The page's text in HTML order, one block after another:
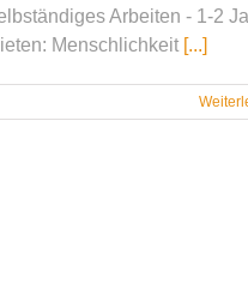
Arbeiten - 1-2
Menschlichkeit [...]